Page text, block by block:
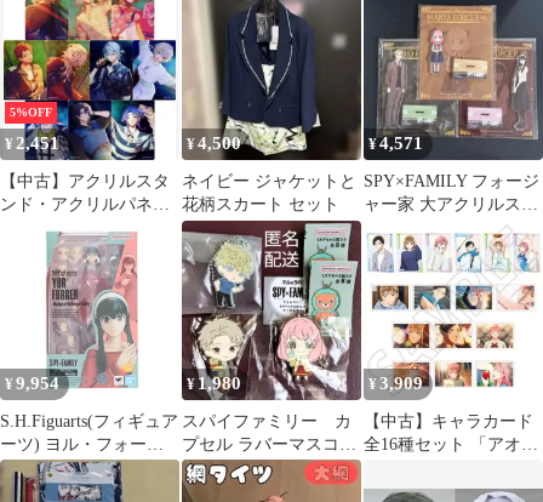
DD(S/M/L)/DDdy
ル台座装着
5%OFF
¥ 2,451
【中古】アクリルスタ
ンド・アクリルパネル
全10種セット 「18TRIP
ノーブルアートコレク
ション 夕班・夜班」
¥4,500
ネイビー ジャケットと
花柄スカート セット
¥4,571
SPY×FAMILY フォージ
ャー家 大アクリルスタ
ンド 3種フルセット
¥ 9,954
S.H.Figuarts(フィギュア
ーツ) ヨル・フォージ
ャー -フォージャー家
のはは-
¥ 1,980
スパイファミリー カ
プセル ラバーマスコッ
ト 2 でふぉラバ！
ロイド アーニャ
¥3,909
【中古】キャラカード
全16種セット 「アオの
レクション」